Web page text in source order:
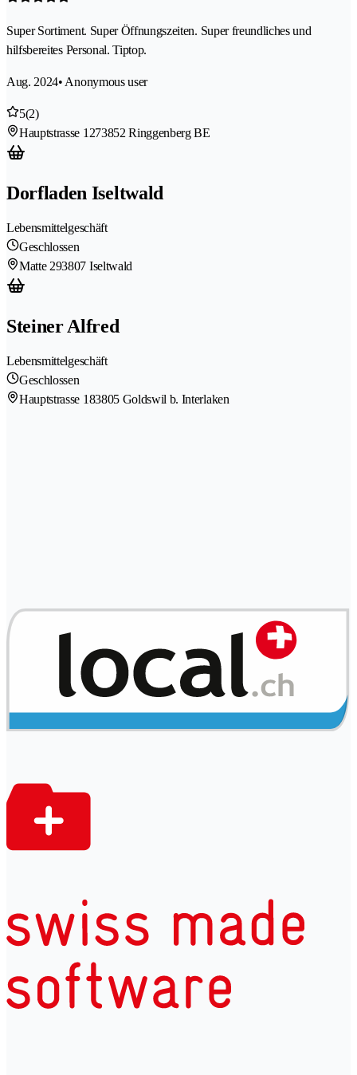
Super Sortiment. Super Öffnungszeiten. Super freundliches und
hilfsbereites Personal. Tiptop.
Aug. 2024• Anonymous user
5(2)
Hauptstrasse 1273852 Ringgenberg BE
Dorfladen Iseltwald
Lebensmittelgeschäft
Geschlossen
Matte 293807 Iseltwald
Steiner Alfred
Lebensmittelgeschäft
Geschlossen
Hauptstrasse 183805 Goldswil b. Interlaken